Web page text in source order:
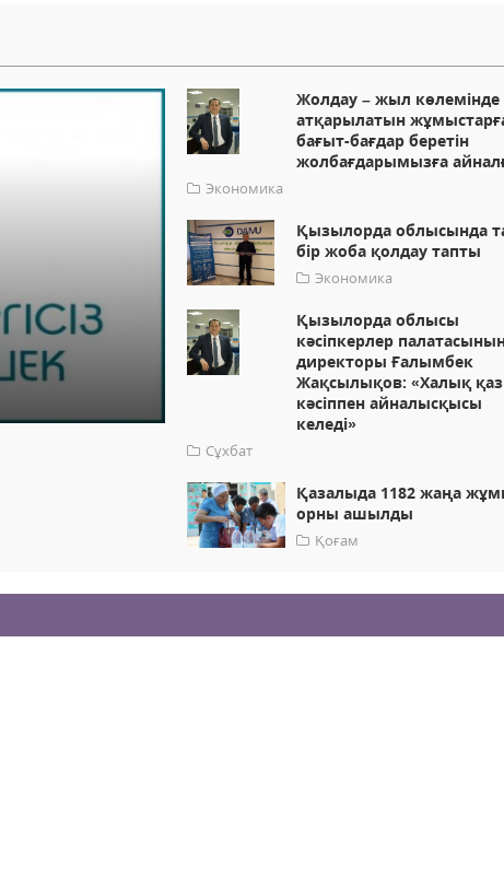
Жолдау – жыл көлемінде
атқарылатын
бағыт-бағдар беретін
жолбағдарымызға
Экономика
Қызылорда облысында
бір жоба қолдау тапты
Экономика
Қызылорда облысы
кәсіпкерлер
директоры Ғалымбек
Жақсылықов: «Халық
кәсіппен айналысқысы
келеді»
Сұхбат
Қазалыда 1182 жаңа
орны ашылды
Қоғам